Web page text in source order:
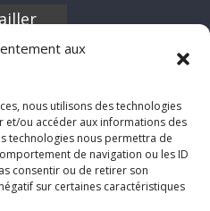
aux
nous utilisons des technologies
et/ou accéder aux informations des
technologies nous permettra de
de navigation ou les ID
consentir ou de retirer son
sur certaines caractéristiques
n'hésite
envoyer
de
de films,
des billets
: